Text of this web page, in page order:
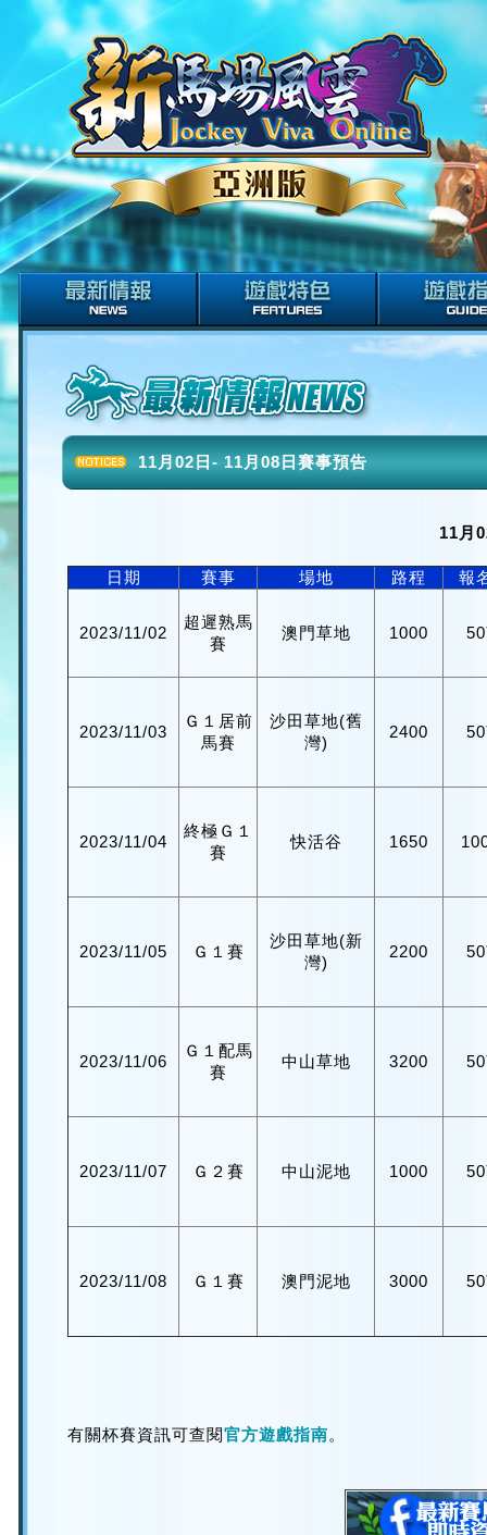
11月02日- 11月08日賽事預告
11月
日期 賽事 場地 路程 報
2023/11/02
超遲熟馬
賽
澳門草地 1000
2023/11/03
Ｇ１居前
馬賽
沙田草地(舊
灣)
2400
2023/11/04
終極Ｇ１
賽
快活谷 1650
2023/11/05 Ｇ１賽
沙田草地(新
灣)
2200
2023/11/06
Ｇ１配馬
賽
中山草地 3200
2023/11/07 Ｇ２賽 中山泥地 1000
2023/11/08 Ｇ１賽 澳門泥地 3000
有關杯賽資訊可查閱官方遊戲指南。